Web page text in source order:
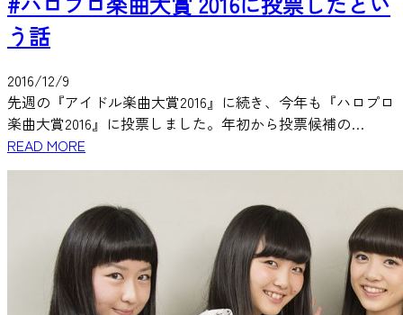
う話
2016/12/9
先週の『アイドル楽曲大賞2016』に続き、今年も『ハロプロ
楽曲大賞2016』に投票しました。年初から投票候補の…
READ MORE